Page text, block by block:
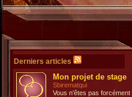
Derniers articles
Mon projet de stage
Sbirematqui
Vous n'êtes pas forcément